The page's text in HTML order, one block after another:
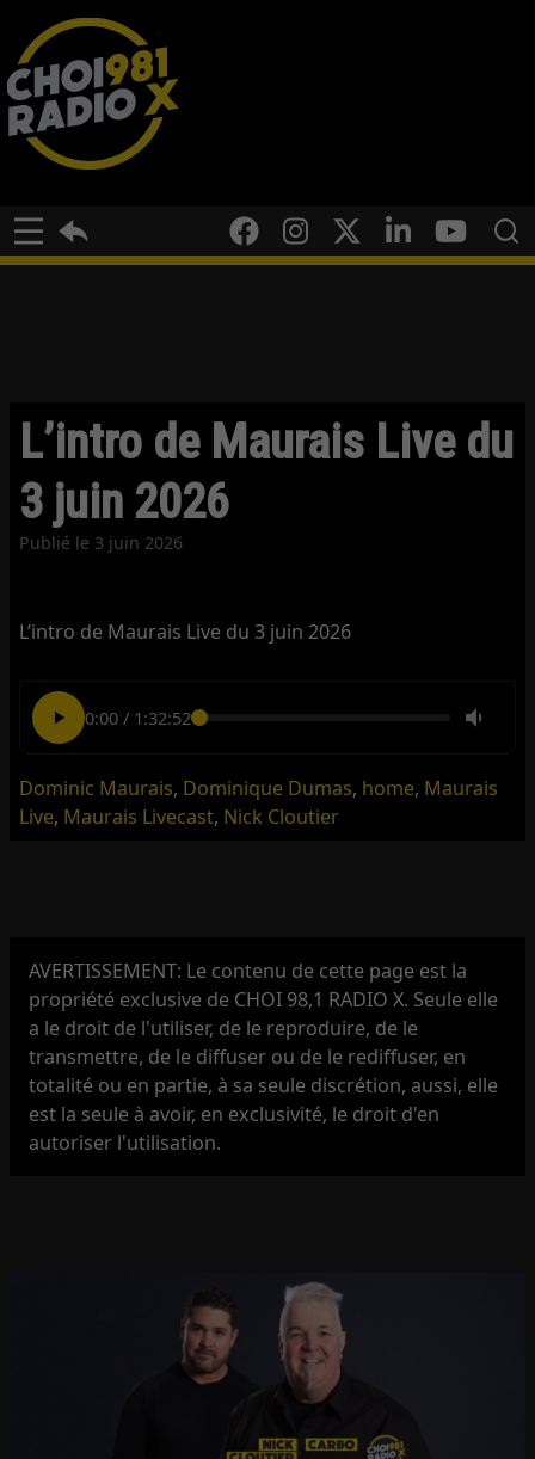
L’intro de Maurais Live du
3 juin 2026
Publié le 3 juin 2026
L’intro de Maurais Live du 3 juin 2026
0:00/ 1:32:52
Dominic Maurais, Dominique Dumas, home, Maurais
Live, Maurais Livecast, Nick Cloutier
AVERTISSEMENT: Le contenu de cette page est la
propriété exclusive de CHOI 98,1 RADIO X. Seule elle
a le droit de l'utiliser, de le reproduire, de le
transmettre, de le diffuser ou de le rediffuser, en
totalité ou en partie, à sa seule discrétion, aussi, elle
est la seule à avoir, en exclusivité, le droit d'en
autoriser l'utilisation.